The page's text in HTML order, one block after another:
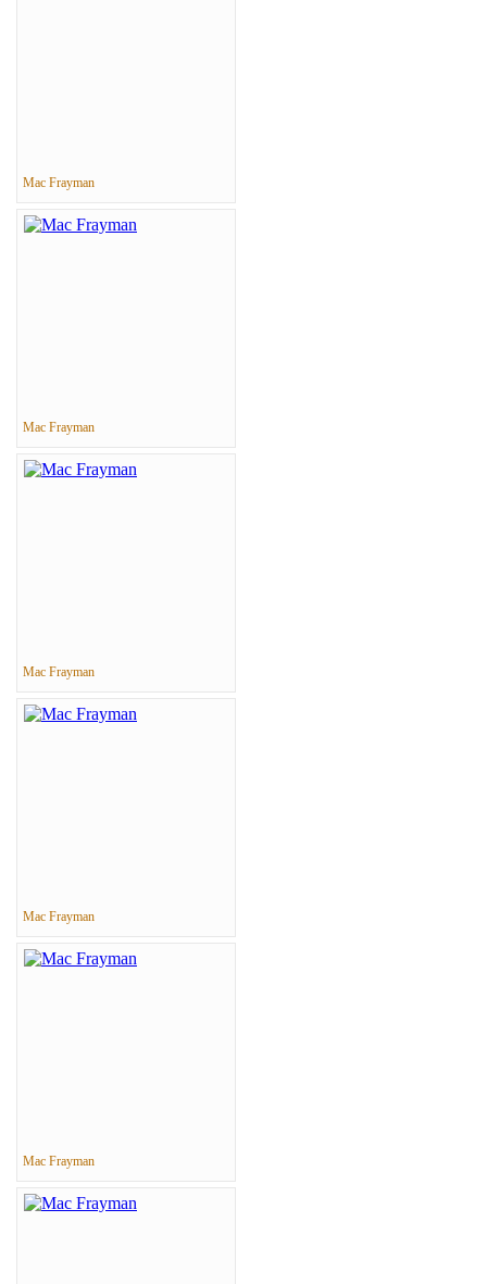
Mac Frayman
Mac Frayman
Mac Frayman
Mac Frayman
Mac Frayman